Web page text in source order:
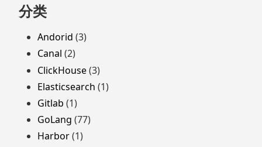
分类
Andorid (3)
Canal (2)
ClickHouse(3)
Elasticsearch (1)
Gitlab (1)
GoLang (77)
Harbor(1)